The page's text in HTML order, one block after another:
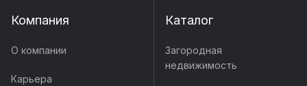
Компания
О компании
Карьера
Каталог
Загородная
недвижимость